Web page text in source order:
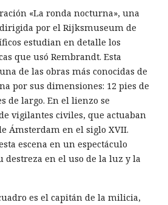
«La ronda nocturna», una
por el Rijksmuseum de
estudian en detalle los
que usó Rembrandt. Esta
de las obras más conocidas de
por sus dimensiones: 12 pies de
de largo. En el lienzo se
vigilantes civiles, que actuaban
Ámsterdam en el siglo XVII.
escena en un espectáculo
destreza en el uso de la luz y la
es el capitán de la milicia,